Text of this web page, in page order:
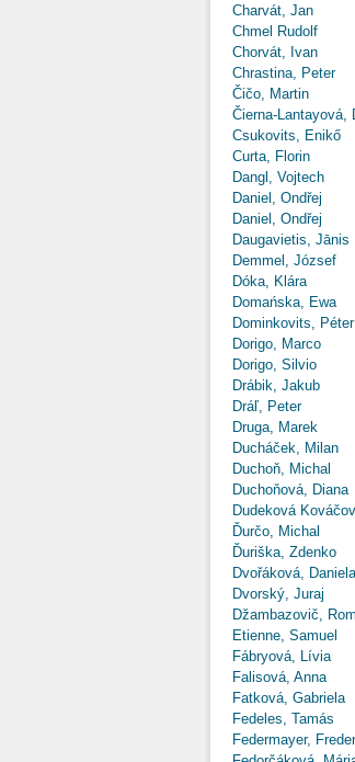
Charvát, Jan
Chmel Rudolf
Chorvát, Ivan
Chrastina, Peter
Čičo, Martin
Čierna-Lantayová,
Csukovits, Enikő
Curta, Florin
Dangl, Vojtech
Daniel, Ondřej
Daniel, Ondřej
Daugavietis, Jānis
Demmel, József
Dóka, Klára
Domańska, Ewa
Dominkovits, Péter
Dorigo, Marco
Dorigo, Silvio
Drábik, Jakub
Dráľ, Peter
Druga, Marek
Ducháček, Milan
Duchoň, Michal
Duchoňová, Diana
Dudeková
Ďurčo, Michal
Ďuriška, Zdenko
Dvořáková, Daniela
Dvorský, Juraj
Džambazovič,
Etienne, Samuel
Fábryová, Lívia
Falisová, Anna
Fatková, Gabriela
Fedeles, Tamás
Federmayer,